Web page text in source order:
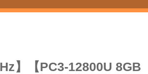
】【PC3-12800U 8GB